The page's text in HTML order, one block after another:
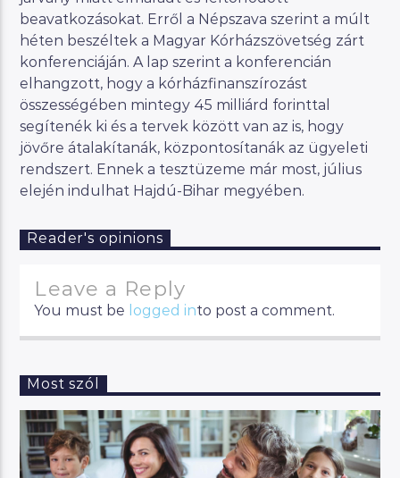
beavatkozásokat. Erről a Népszava szerint a múlt
héten beszéltek a Magyar Kórházszövetség zárt
konferenciáján. A lap szerint a konferencián
elhangzott, hogy a kórházfinanszírozást
összességében mintegy 45 milliárd forinttal
segítenék ki és a tervek között van az is, hogy
jövőre átalakítanák, központosítanák az ügyeleti
rendszert. Ennek a tesztüzeme már most, július
elején indulhat Hajdú-Bihar megyében.
Reader's opinions
Leave a Reply
You must be logged into post a comment.
Most szól